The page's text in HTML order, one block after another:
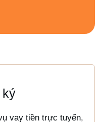
vay tiền trực tuyến,